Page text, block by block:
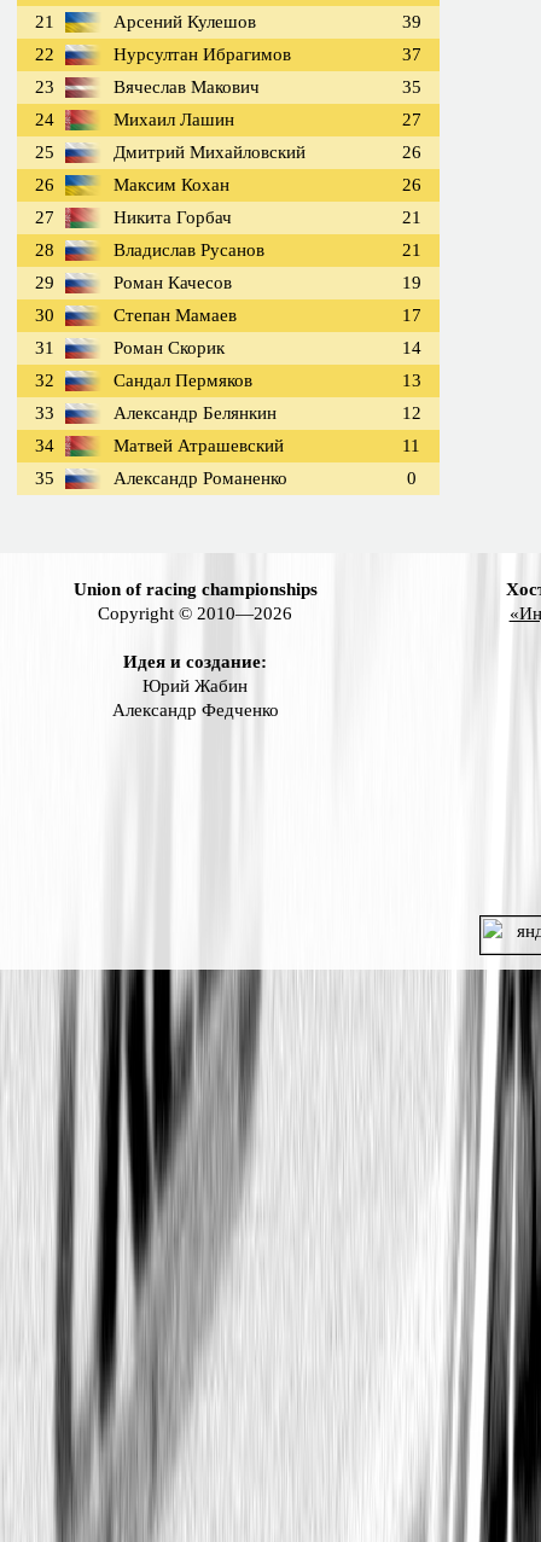
21 Арсений Кулешов
39
22
Нурсултан Ибрагимов
37
23
Вячеслав Макович
35
24
Михаил Лашин
27
25
Дмитрий Михайловский
26
26
Максим Кохан
26
27
Никита Горбач
21
28
Владислав Русанов
21
29
Роман Качесов
19
30
Степан Мамаев
17
31
Роман Скорик
14
32
Сандал Пермяков
13
33
Александр Белянкин
12
34
Матвей Атрашевский
11
35
Александр Романенко 0
Union of racing championships
Copyright © 2010—2026
Идея и создание:
Юрий Жабин
Александр Федченко